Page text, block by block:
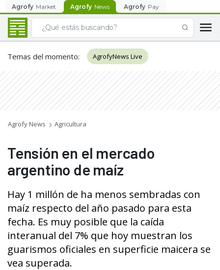
Agrofy Market Agrofy News Agrofy Pay
Temas del momento: AgrofyNews Live
Agrofy News Agricultura
Tensión en el mercado
argentino de maíz
Hay 1 millón de ha menos sembradas con
maíz respecto del año pasado para esta
fecha. Es muy posible que la caída
interanual del 7% que hoy muestran los
guarismos oficiales en superficie maicera se
vea superada.